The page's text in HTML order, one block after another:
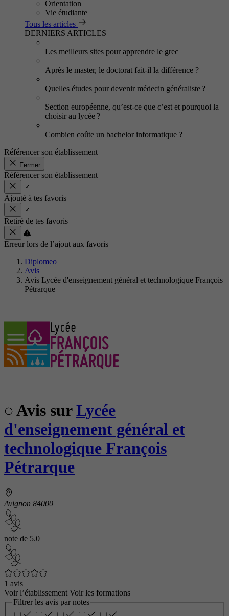
Orientation
Vie étudiante
Tous les articles
DERNIERS ARTICLES
Les meilleurs sites pour apprendre le grec
Après le master, le doctorat fait-il la différence ?
Quelles études pour devenir médecin généraliste ?
Section européenne, qu’est-ce que c’est et pourquoi la
choisir au lycée ?
Combien coûte un bachelor informatique ?
Référencer son établissement
Fermer
Référencer son établissement
Ajouté à tes favoris
Retiré de tes favoris
Erreur lors de l’ajout aux favoris
Diplomeo
Avis
Avis Lycée d'enseignement général et technologique François
Pétrarque
Avis surLycée
d'enseignement général et
technologique François
Pétrarque
Avignon 84000
note de 5.0
1 avis
Voir l’établissement Voir les formations
Filtrer les avis par notes